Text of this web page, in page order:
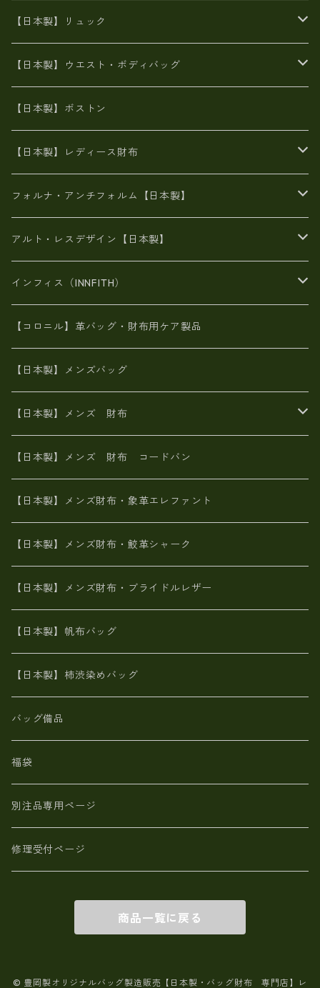
牛革製品リュック
8号帆布
豊岡製
ヌメ革バッグ
Ａ3サイズ
オイルレザー
エナメル
がま口
リネン
メタリック
スエード
漂流ロープバッグ
6号蝋引き帆布
火山灰染めバッグ
8号帆布
財布ポシェット
牛革
メタリック
オイルレザー
６号蝋引き帆布
豊岡製品
エナメルクロコ
がま口
斜め掛け
【日本製】リュック
帆布
豊岡
豊岡製
牛革
日本製
【日本製】ウエスト・ボディバッグ
帆布
【日本製】ボストン
【日本製】レディース財布
二つ折り財布
がま口財布
スペインレザー
メタリック
長財布
スペインレザー
佐賀牛革
革友禅染め
ポーテッド
L字ファスナー財布
スペインレザー
革友禅染め
メタリック
ポーチ
ヌメ革
革友禅染め
財布ショルダー
ヌメ革
がま口財布
革友禅染め
山羊革
火山灰染め
名刺入れ・キーケース、他
フォルナ・アンチフォルム【日本製】
BAG
財布・小物
アルト・レスデザイン【日本製】
BAG
財布・小物
インフィス（INNFITH）
BAG
財布・小物
【コロニル】革バッグ・財布用ケア製品
【日本製】メンズバッグ
【日本製】メンズ 財布
象革エレファント【日本製】メンズ 財布
鮫革シャーク【日本製】メンズ 財布
ブライドルレザー【日本製】メンズ 財布
MAISON de HIROAN 【日本製】メンズ 財布
栃木レザー 【日本製】メンズ 財布
革小物・財布【日本製】メンズ レディース
【日本製】メンズ 財布 アザラシ革(シールスキン)
【日本製】メンズ 財布 コードバン
【日本製】メンズ財布・象革エレファント
【日本製】メンズ財布・鮫革シャーク
【日本製】メンズ財布・ブライドルレザー
【日本製】帆布バッグ
【日本製】柿渋染めバッグ
バッグ備品
福袋
別注品専用ページ
修理受付ページ
商品一覧に戻る
© 豊岡製オリジナルバッグ製造販売【日本製・バッグ財布 専門店】レ